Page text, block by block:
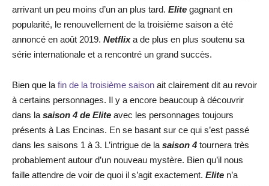
arrivant un peu moins d’un an plus tard. Elite gagnant en
popularité, le renouvellement de la troisième saison a été
annoncé en août 2019. Netflixa de plus en plus soutenu sa
série internationale et a rencontré un grand succès.
Bien que la fin de la troisième saison ait clairement dit au revoir
à certains personnages. Il y a encore beaucoup à découvrir
dans la saison 4 de Elite avec les personnages toujours
présents à Las Encinas. En se basant sur ce qui s’est passé
dans les saisons 1 à 3. L’intrigue de la saison 4 tournera très
probablement autour d’un nouveau mystère. Bien qu’il nous
faille attendre de voir de quoi il s’agit exactement. Elite n’a